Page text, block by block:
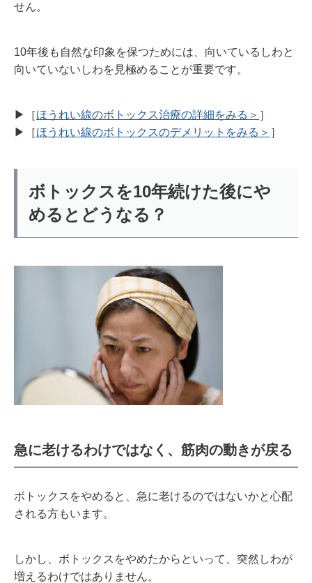
せん。
10年後も自然な印象を保つためには、向いているしわと
向いていないしわを見極めることが重要です。
▶︎［ほうれい線のボトックス治療の詳細をみる＞ ］
▶︎［ほうれい線のボトックスのデメリットをみる＞ ］
ボトックスを10年続けた後にや
めるとどうなる？
急に老けるわけではなく、筋肉の動きが戻る
ボトックスをやめると、急に老けるのではないかと心配
される方もいます。
しかし、ボトックスをやめたからといって、突然しわが
増えるわけではありません。